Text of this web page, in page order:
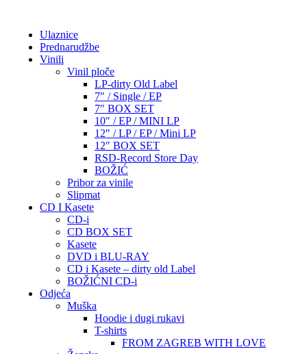
Ulaznice
Prednarudžbe
Vinili
Vinil ploče
LP-dirty Old Label
7″ / Single / EP
7″ BOX SET
10″ / EP / MINI LP
12″ / LP / EP / Mini LP
12″ BOX SET
RSD-Record Store Day
BOŽIĆ
Pribor za vinile
Slipmat
CD I Kasete
CD-i
CD BOX SET
Kasete
DVD i BLU-RAY
CD i Kasete – dirty old Label
BOŽIĆNI CD-i
Odjeća
Muška
Hoodie i dugi rukavi
T-shirts
FROM ZAGREB WITH LOVE